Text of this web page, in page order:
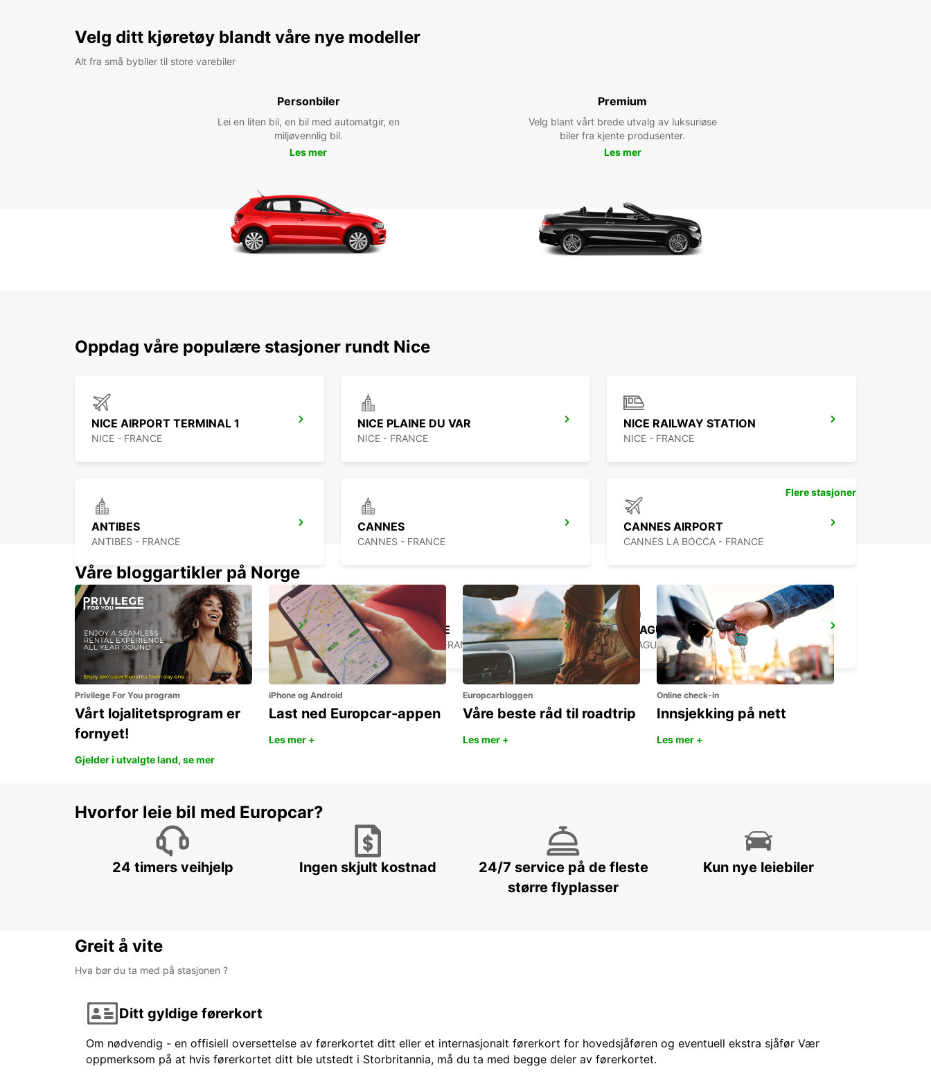
Velg ditt kjøretøy blandt våre nye modeller
Alt fra små bybiler til store varebiler
Personbiler
Lei en liten bil, en bil med automatgir, en
miljøvennlig bil.
Les mer
Premium
Velg blant vårt brede utvalg av luksuriøse
biler fra kjente produsenter.
Les mer
Oppdag våre populære stasjoner rundt Nice
NICE AIRPORT TERMINAL 1
NICE - FRANCE
NICE PLAINE DU VAR
NICE - FRANCE
NICE RAILWAY STATION
NICE - FRANCE
ANTIBES
ANTIBES - FRANCE
CANNES
CANNES - FRANCE
CANNES AIRPORT
CANNES LA BOCCA - FRANCE
FREJUS
FREJUS - FRANCE
SAINTE-MAXIME
SAINTE MAXIME - FRANCE
DRAGUIGNAN
DRAGUIGNAN - FRANCE
Flere stasjoner
Våre bloggartikler på Norge
Privilege For You program
Vårt lojalitetsprogram er
fornyet!
Gjelder i utvalgte land, se mer
iPhone og Android
Last ned Europcar-appen
Les mer +
Europcarbloggen
Våre beste råd til roadtrip
Les mer +
Online check-in
Innsjekking på nett
Les mer +
Hvorfor leie bil med Europcar?
24 timers veihjelp Ingen skjult kostnad
24/7 service på de fleste
større flyplasser
Kun nye leiebiler
Greit å vite
Hva bør du ta med på stasjonen ?
Ditt gyldige førerkort
Om nødvendig - en offisiell oversettelse av førerkortet ditt eller et internasjonalt førerkort for hovedsjåføren og eventuell ekstra sjåfør Vær
oppmerksom på at hvis førerkortet ditt ble utstedt i Storbritannia, må du ta med begge deler av førerkortet.